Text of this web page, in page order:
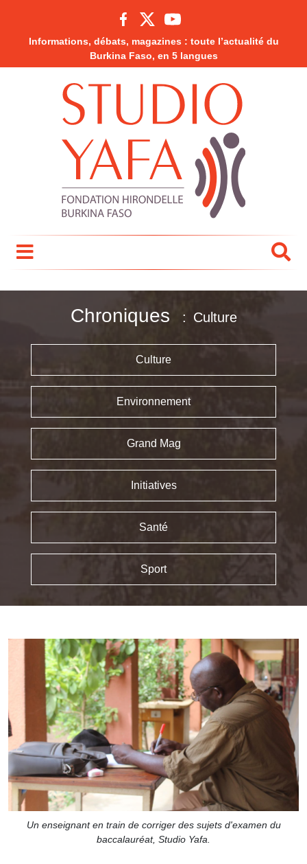
Informations, débats, magazines : toute l’actualité du
Burkina Faso, en 5 langues
Chroniques Culture
Culture
Environnement
Grand Mag
Initiatives
Santé
Sport
Un enseignant en train de corriger des sujets d'examen du
baccalauréat, Studio Yafa.